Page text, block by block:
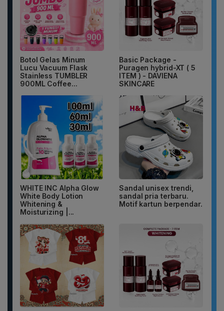
Botol Gelas Minum
Lucu Vacuum Flask
Stainless TUMBLER
900ML Coffee...
Basic Package -
Puragen hybrid-XT ( 5
ITEM ) - DAVIENA
SKINCARE
WHITE INC Alpha Glow
White Body Lotion
Whitening &
Moisturizing |...
Sandal unisex trendi,
sandal pria terbaru.
Motif kartun berpendar.